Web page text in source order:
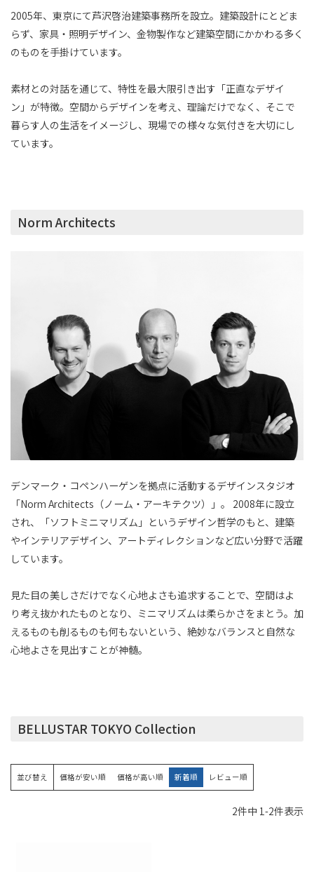
2005年、東京にて芦沢啓治建築事務所を設立。建築設計にとどま
らず、家具・照明デザイン、金物製作など建築空間にかかわる多く
のものを手掛けています。
素材との対話を通じて、特性を最大限引き出す「正直なデザイ
ン」が特徴。空間からデザインを考え、理論だけでなく、そこで
暮らす人の生活をイメージし、現場での様々な気付きを大切にし
ています。
Norm Architects
デンマーク・コペンハーゲンを拠点に活動するデザインスタジオ
「Norm Architects（ノーム・アーキテクツ）」。 2008年に設立
され、「ソフトミニマリズム」というデザイン哲学のもと、建築
やインテリアデザイン、アートディレクションなど広い分野で活躍
しています。
見た目の美しさだけでなく心地よさも追求することで、空間はよ
り考え抜かれたものとなり、ミニマリズムは柔らかさをまとう。加
えるものも削るものも何もないという、絶妙なバランスと自然な
心地よさを見出すことが神髄。
BELLUSTAR TOKYO Collection
並び替え 価格が安い順 価格が高い順 新着順 レビュー順
2件中 1-2件表示